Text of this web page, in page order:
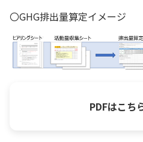
〇GHG排出量算定イメージ
PDFはこち